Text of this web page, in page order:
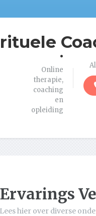
.
Online
therapie,
coaching
en
opleiding
Ervarings
Lees hier over diverse